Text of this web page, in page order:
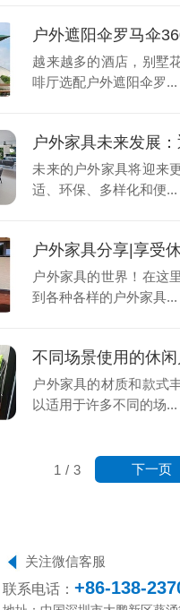
越来越多的酒店，别墅
啡厅选配户外遮阳伞罗...
未来的户外家具将迎来
适、环保、多样化和便...
户外家具的世界！在这
到各种各样的户外家具...
户外家具的材质和款式
以适用于许多不同的场...
1 / 3 下一页
关注微信客服
联系电话：+86-138-